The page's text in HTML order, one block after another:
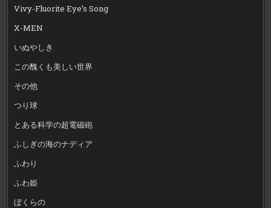
Vivy-Fluorite Eye’s Song
X-MEN
いぬやしき
この醜くも美しい世界
その他
つり球
とある科学の超電磁砲
ふしぎの海のナディア
ふわり
ふわ姫
ぼくらの